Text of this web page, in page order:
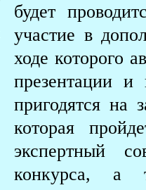
будет
участие в
ходе которого
презентации и
пригодятся на
которая
экспертный
конкурса, а